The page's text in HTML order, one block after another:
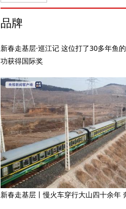
品牌
新春走基层·巡江记 这位打了30多年鱼
功获得国际奖
新春走基层丨慢火车穿行大山四十余年